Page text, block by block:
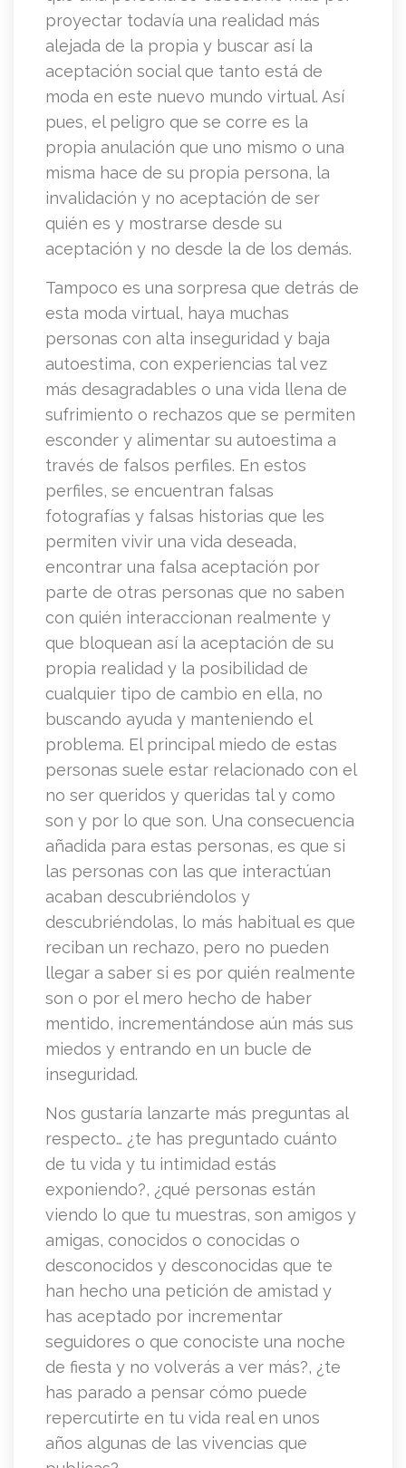
proyectar todavía una realidad más
alejada de la propia y buscar así la
aceptación social que tanto está de
moda en este nuevo mundo virtual. Así
pues, el peligro que se corre es la
propia anulación que uno mismo o una
misma hace de su propia persona, la
invalidación y no aceptación de ser
quién es y mostrarse desde su
aceptación y no desde la de los demás.
Tampoco es una sorpresa que detrás de
esta moda virtual, haya muchas
personas con alta inseguridad y baja
autoestima, con experiencias tal vez
más desagradables o una vida llena de
sufrimiento o rechazos que se permiten
esconder y alimentar su autoestima a
través de falsos perfiles. En estos
perfiles, se encuentran falsas
fotografías y falsas historias que les
permiten vivir una vida deseada,
encontrar una falsa aceptación por
parte de otras personas que no saben
con quién interaccionan realmente y
que bloquean así la aceptación de su
propia realidad y la posibilidad de
cualquier tipo de cambio en ella, no
buscando ayuda y manteniendo el
problema. El principal miedo de estas
personas suele estar relacionado con el
no ser queridos y queridas tal y como
son y por lo que son. Una consecuencia
añadida para estas personas, es que si
las personas con las que interactúan
acaban descubriéndolos y
descubriéndolas, lo más habitual es que
reciban un rechazo, pero no pueden
llegar a saber si es por quién realmente
son o por el mero hecho de haber
mentido, incrementándose aún más sus
miedos y entrando en un bucle de
inseguridad.
Nos gustaría lanzarte más preguntas al
respecto… ¿te has preguntado cuánto
de tu vida y tu intimidad estás
exponiendo?, ¿qué personas están
viendo lo que tu muestras, son amigos y
amigas, conocidos o conocidas o
desconocidos y desconocidas que te
han hecho una petición de amistad y
has aceptado por incrementar
seguidores o que conociste una noche
de fiesta y no volverás a ver más?, ¿te
has parado a pensar cómo puede
repercutirte en tu vida real en unos
años algunas de las vivencias que